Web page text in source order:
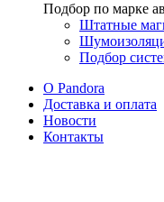
Подбор по марке
Штатные
Подбор
O Pandora
Доставка и оплата
Новости
Контакты